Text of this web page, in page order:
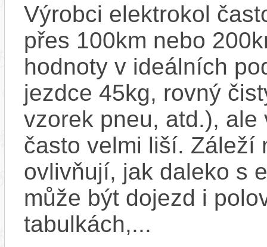
Výrobci elektrokol
přes 100km nebo
hodnoty v ideálních
jezdce 45kg, rovný
vzorek pneu, atd.),
často velmi liší. Záleží
ovlivňují, jak daleko s
může být dojezd i
tabulkách,...